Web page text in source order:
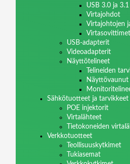
USB 3.0 ja
Virtajohdot
Virtajohtojen
Virtasovittimet
USB-adapterit
Videoadapterit
Näyttötelineet
Telineiden
Näyttövaunut
Sähkötuotteet ja tarvikkeet
POE injektorit
Virtalähteet
Tietokoneiden
Verkkotuotteet
Teollisuuskytkimet
Tukiasemat